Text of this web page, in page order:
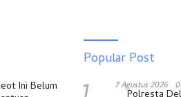
Ini Belum
Popular Post
7 Agustus 2026